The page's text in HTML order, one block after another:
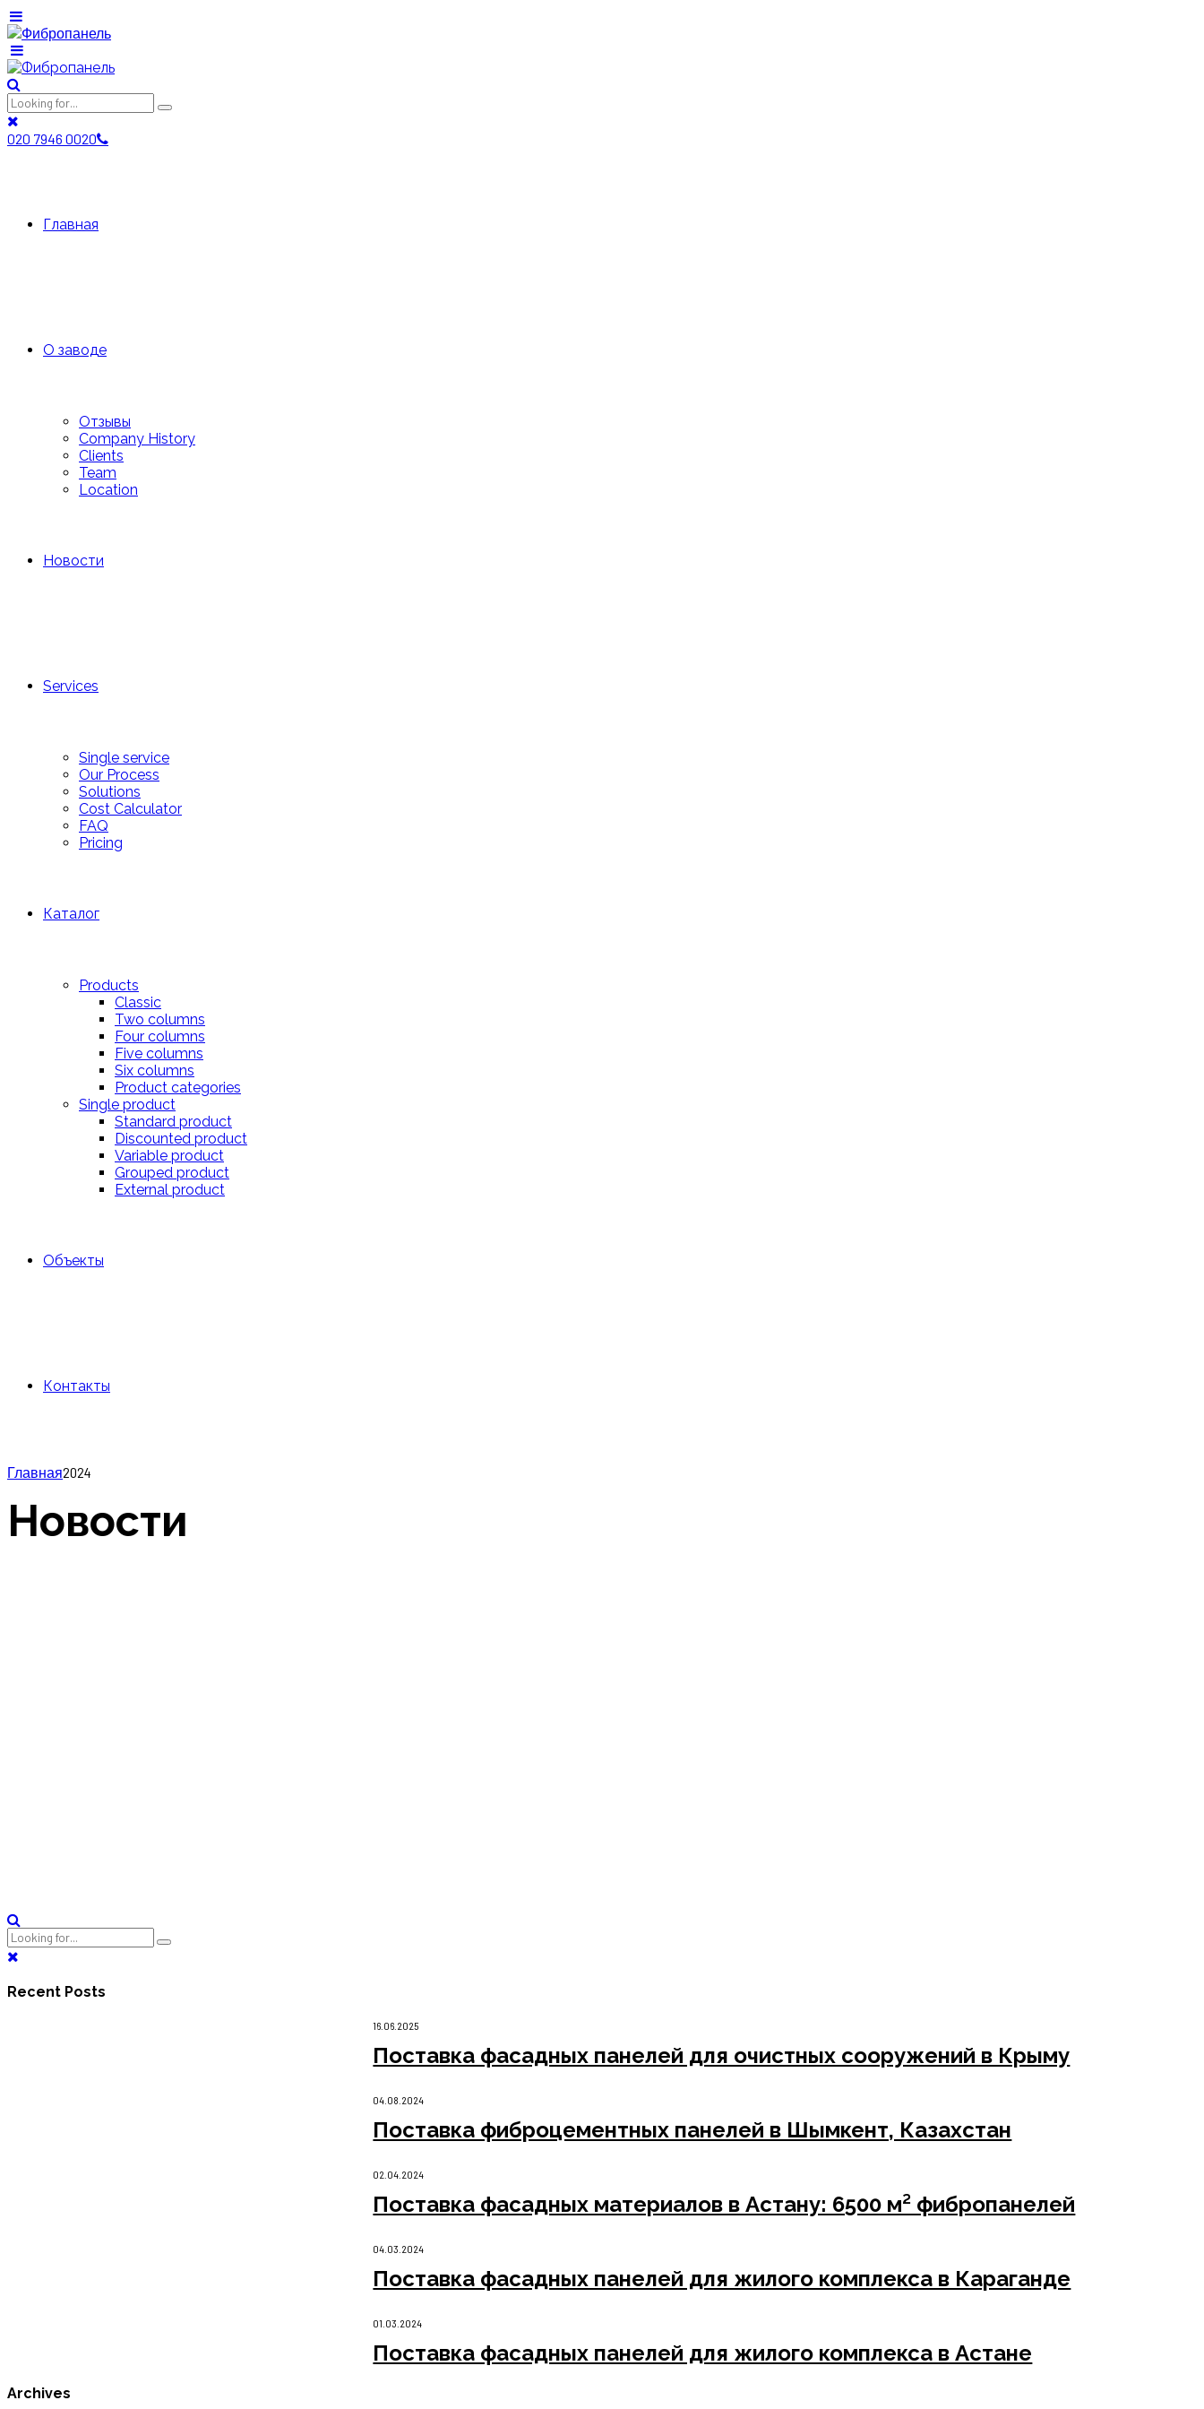
020 7946 0020
Главная
О заводе
Отзывы
Company History
Clients
Team
Location
Новости
Services
Single service
Our Process
Solutions
Cost Calculator
FAQ
Pricing
Каталог
Products
Classic
Two columns
Four columns
Five columns
Six columns
Product categories
Single product
Standard product
Discounted product
Variable product
Grouped product
External product
Объекты
Контакты
Главная2024
Новости
Recent Posts
16.06.2025
Поставка фасадных панелей для очистных сооружений в Крыму
04.08.2024
Поставка фиброцементных панелей в Шымкент, Казахстан
02.04.2024
Поставка фасадных материалов в Астану: 6500 м² фибропанелей
04.03.2024
Поставка фасадных панелей для жилого комплекса в Караганде
01.03.2024
Поставка фасадных панелей для жилого комплекса в Астане
Archives